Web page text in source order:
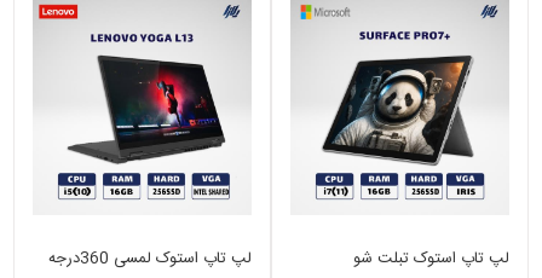
لپ تاپ استوک تبلت شو
لپ تاپ استوک لمسی 360درجه